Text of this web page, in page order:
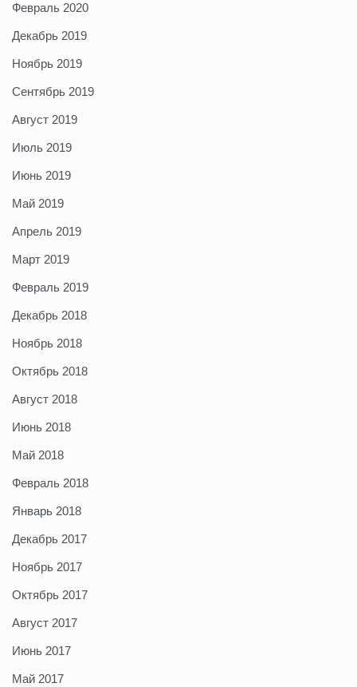
Февраль 2020
Декабрь 2019
Ноябрь 2019
Сентябрь 2019
Август 2019
Июль 2019
Июнь 2019
Май 2019
Апрель 2019
Март 2019
Февраль 2019
Декабрь 2018
Ноябрь 2018
Октябрь 2018
Август 2018
Июнь 2018
Май 2018
Февраль 2018
Январь 2018
Декабрь 2017
Ноябрь 2017
Октябрь 2017
Август 2017
Июнь 2017
Май 2017